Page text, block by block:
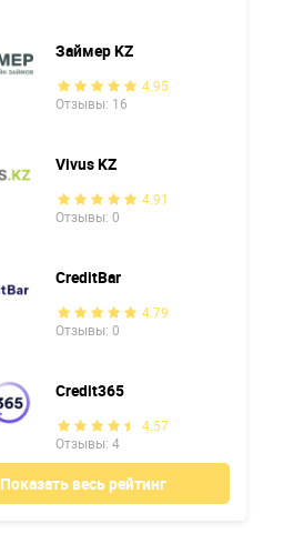
Займер KZ
4.95
Отзывы: 16
Vivus KZ
4.91
Отзывы: 0
CreditBar
4.79
Отзывы: 0
Credit365
4.57
Отзывы: 4
Показать весь рейтинг